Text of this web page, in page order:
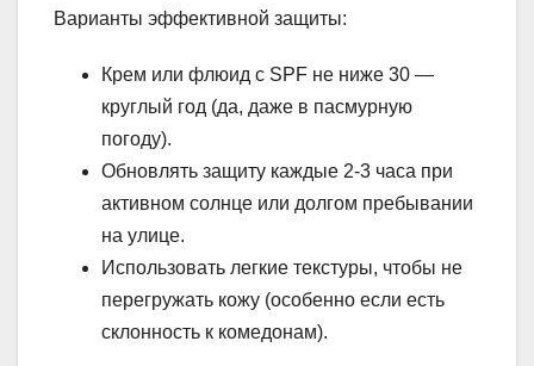
Варианты эффективной защиты:
Крем или флюид с SPF не ниже 30 —
круглый год (да, даже в пасмурную
погоду).
Обновлять защиту каждые 2-3 часа при
активном солнце или долгом пребывании
на улице.
Использовать легкие текстуры, чтобы не
перегружать кожу (особенно если есть
склонность к комедонам).